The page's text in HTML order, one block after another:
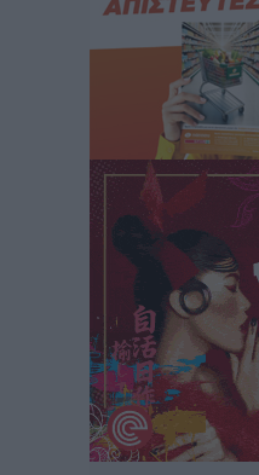
γείτονες προτιμούν την
Τοπικές Ειδήσεις• πριν 14
«Μουσικό Ταξίδι στο
νέα σελίδα στον
Πολιτιστικά• πριν 15 ώρες
Άμεσα μέτρα για την
Ρόδου και
ανακοίνωσε ο Άδωνις
Τοπικές Ειδήσεις πριν 15 ώρες
Iατρικός Σύλλογος
Στρατηγικές Προτάσεις
Δημόσιας Υγείας στη